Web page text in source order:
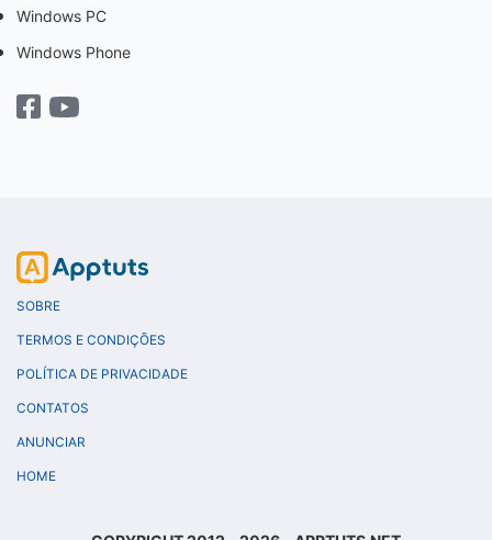
Windows PC
Windows Phone
SOBRE
TERMOS E CONDIÇÕES
POLÍTICA DE PRIVACIDADE
CONTATOS
ANUNCIAR
HOME